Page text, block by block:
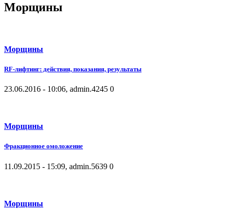
Морщины
Морщины
RF-лифтинг: действия, показания, результаты
23.06.2016 - 10:06, admin.4245 0
Морщины
Фракционное омоложение
11.09.2015 - 15:09, admin.5639 0
Морщины